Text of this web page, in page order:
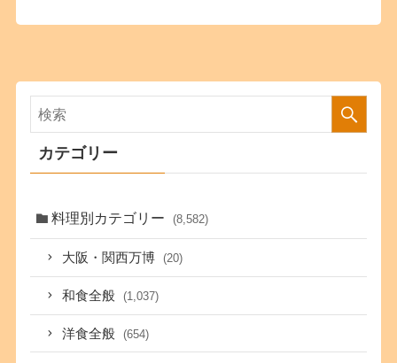
カテゴリー
料理別カテゴリー (8,582)
大阪・関西万博 (20)
和食全般 (1,037)
洋食全般 (654)